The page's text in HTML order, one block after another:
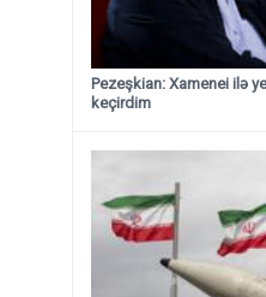
Pezeşkian: Xamenei ilə
keçirdim